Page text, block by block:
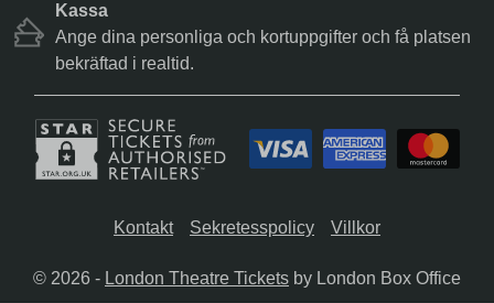
Kassa
Ange dina personliga och kortuppgifter och få platsen
bekräftad i realtid.
Kontakt Sekretesspolicy Villkor
© 2026 - London Theatre Tickets by London Box Office